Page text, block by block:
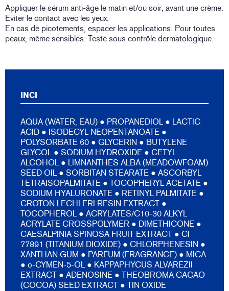
Appliquer le sérum anti-âge le matin et/ou soir, avant une crème.
Eviter le contact avec les yeux.
En cas de picotements, espacer les applications. Pour toutes
peaux, même sensibles. Testé sous contrôle dermatologique.
INCI
AQUA (WATER, EAU) ● PROPANEDIOL ● LACTIC
ACID ● ISODECYL NEOPENTANOATE ●
POLYSORBATE 60 ● GLYCERIN ● BUTYLENE
GLYCOL ● SODIUM HYDROXIDE ● CETYL
ALCOHOL ● LIMNANTHES ALBA (MEADOWFOAM)
SEED OIL ● SORBITAN STEARATE ● ASCORBYL
TETRAISOPALMITATE ● TOCOPHERYL ACETATE ●
SODIUM HYALURONATE ● RETINYL PALMITATE ●
CROTON LECHLERI RESIN EXTRACT ●
TOCOPHEROL ● ACRYLATES/C10-30 ALKYL
ACRYLATE CROSSPOLYMER ● DIMETHICONE ●
CAESALPINIA SPINOSA FRUIT EXTRACT ● CI
77891 (TITANIUM DIOXIDE) ● CHLORPHENESIN ●
XANTHAN GUM ● PARFUM (FRAGRANCE) ● MICA
● o-CYMEN-5-OL ● KAPPAPHYCUS ALVAREZII
EXTRACT ● ADENOSINE ● THEOBROMA CACAO
(COCOA) SEED EXTRACT ● TIN OXIDE